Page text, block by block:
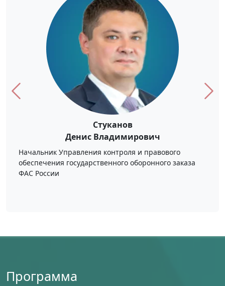
Петросов
Арсен Валерьевич
Заместитель начальника Управления по контролю в
сфере контрактных отношений Федерального
казначейства
Предыдущий
Программа